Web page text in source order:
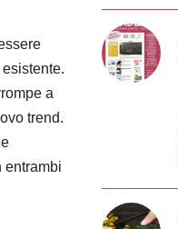
a
trend.
entrambi